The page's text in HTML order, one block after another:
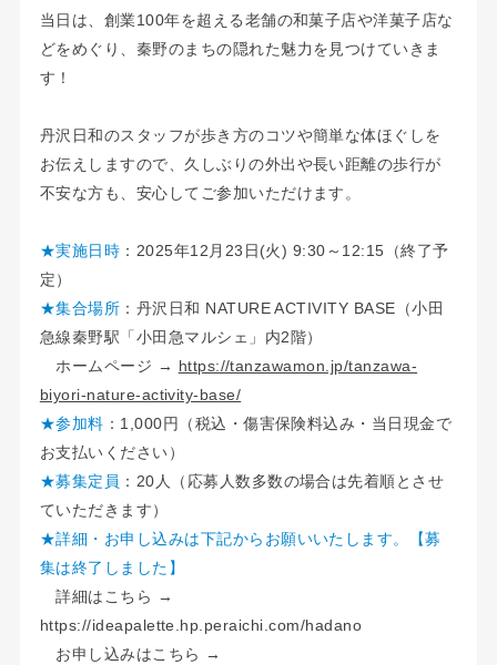
当日は、創業100年を超える老舗の和菓子店や洋菓子店な
どをめぐり、秦野のまちの隠れた魅力を見つけていきま
す！
丹沢日和のスタッフが歩き方のコツや簡単な体ほぐしを
お伝えしますので、久しぶりの外出や長い距離の歩行が
不安な方も、安心してご参加いただけます。
★実施日時 ：2025年12月23日(火) 9:30～12:15（終了予
定）
★集合場所 ：丹沢日和 NATURE ACTIVITY BASE（小田
急線秦野駅「小田急マルシェ」内2階）
ホームページ → https://tanzawamon.jp/tanzawa-
biyori-nature-activity-base/
★参加料 ：1,000円（税込・傷害保険料込み・当日現金で
お支払いください）
★募集定員 ：20人（応募人数多数の場合は先着順とさせ
ていただきます）
★詳細・お申し込みは下記からお願いいたします。【募
集は終了しました】
詳細はこちら →
https://ideapalette.hp.peraichi.com/hadano
お申し込みはこちら →